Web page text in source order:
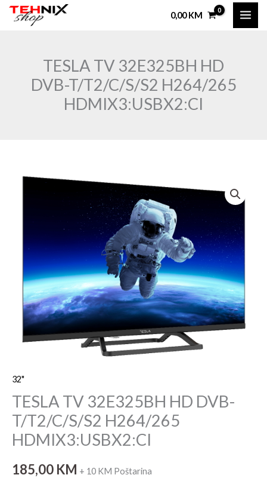
Skip
0,00KM
TESLA TV 32E325BH HD
DVB-T/T2/C/S/S2 H264/265
HDMIX3:USBX2:CI
32"
TESLA TV 32E325BH HD DVB-
T/T2/C/S/S2 H264/265
HDMIX3:USBX2:CI
185,00 KM + 10 KM Poštarina
DVB-
T/T2/C/S/S2
H264/265
HDMIX3:USBX2:CI
količina